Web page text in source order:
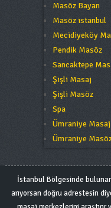
Masöz Bayan
Masöz istanbul
Mecidiyeköy
Pendik Masöz
Sancaktepe
Şişli Masaj
Şişli Masöz
Spa
Ümraniye Masaj
Ümraniye
İstanbul Bölgesinde
arıyorsan doğru adrestesin